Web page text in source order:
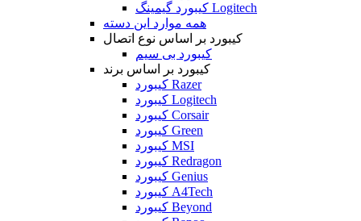
کیبورد گیمینگ Logitech
همه موارد این دسته
کیبورد بر اساس نوع اتصال
کیبورد بی سیم
کیبورد بر اساس برند
کیبورد Razer
کیبورد Logitech
کیبورد Corsair
کیبورد Green
کیبورد MSI
کیبورد Redragon
کیبورد Genius
کیبورد A4Tech
کیبورد Beyond